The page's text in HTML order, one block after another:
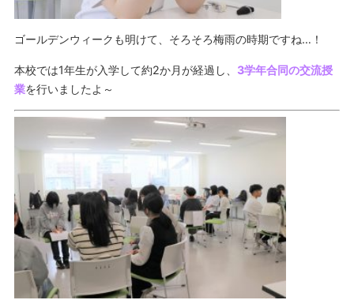
ゴールデンウィークも明けて、そろそろ梅雨の時期ですね…！
本校では1年生が入学して約2か月が経過し、 3学年合同の交流授
業を行いましたよ～